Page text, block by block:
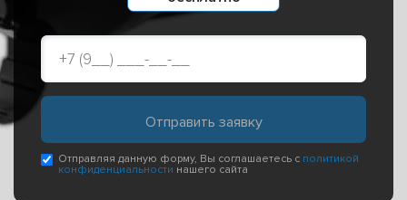
Отправляя данную форму, Вы соглашаетесь с политикой
конфиденциальности нашего сайта